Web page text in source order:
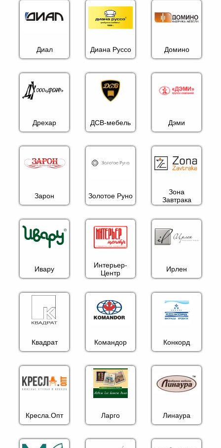
Диал Диана Руссо Домино
Дрехар ДСВ-мебель Дэми
Зарон Золотое Руно
Зона
Завтрака
Ивару
Интерьер-
Центр
Ирлен
Квадрат Командор Конкорд
Кресла.Опт Ларго Линаура